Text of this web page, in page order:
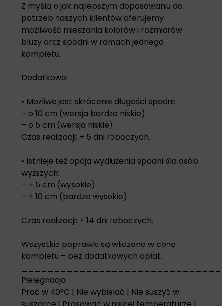
Z myślą o jak najlepszym dopasowaniu do
potrzeb naszych klientów oferujemy
możliwość mieszania kolorów i rozmiarów
bluzy oraz spodni w ramach jednego
kompletu.
Dodatkowo:
• Możliwe jest skrócenie długości spodni:
– o 10 cm (wersja bardzo niskie)
– o 5 cm (wersja niskie)
Czas realizacji: + 5 dni roboczych.
• Istnieje też opcja wydłużenia spodni dla osób
wyższych:
– + 5 cm (wysokie)
– + 10 cm (bardzo wysokie)
Czas realizacji: + 14 dni roboczych.
Wszystkie poprawki są wliczone w cenę
kompletu – bez dodatkowych opłat.
Pielęgnacja
Prać w 40°C | Nie wybielać | Nie suszyć w